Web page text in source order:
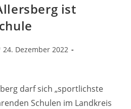
ist
24. Dezember 2022
darf sich „sportlichste
Schulen im Landkreis